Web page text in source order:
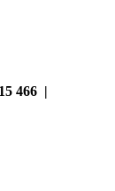
466 |